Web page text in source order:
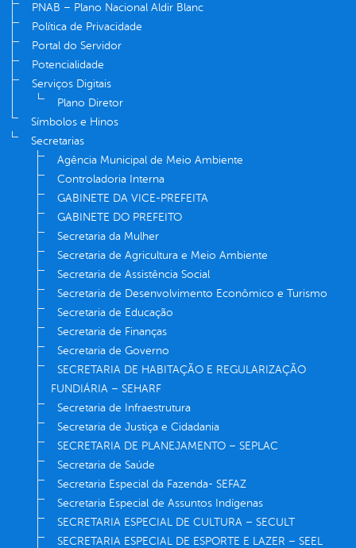
PNAB – Plano Nacional Aldir Blanc
Política de Privacidade
Portal do Servidor
Potencialidade
Serviços Digitais
Plano Diretor
Símbolos e Hinos
Secretarias
Agência Municipal de Meio Ambiente
Controladoria Interna
GABINETE DA VICE-PREFEITA
GABINETE DO PREFEITO
Secretaria da Mulher
Secretaria de Agricultura e Meio Ambiente
Secretaria de Assistência Social
Secretaria de Desenvolvimento Econômico e Turismo
Secretaria de Educação
Secretaria de Finanças
Secretaria de Governo
SECRETARIA DE HABITAÇÃO E REGULARIZAÇÃO
FUNDIÁRIA – SEHARF
Secretaria de Infraestrutura
Secretaria de Justiça e Cidadania
SECRETARIA DE PLANEJAMENTO – SEPLAC
Secretaria de Saúde
Secretaria Especial da Fazenda- SEFAZ
Secretaria Especial de Assuntos Indígenas
SECRETARIA ESPECIAL DE CULTURA – SECULT
SECRETARIA ESPECIAL DE ESPORTE E LAZER – SEEL